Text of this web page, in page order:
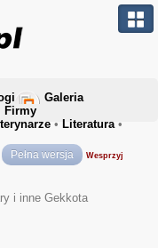
Galeria
Firmy
• Literatura•
Pełna wersja Wesprzyj
i inne Gekkota